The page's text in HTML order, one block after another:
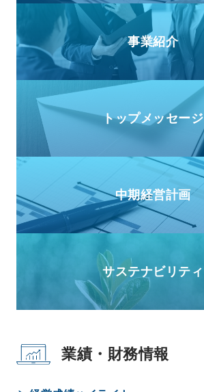
事業紹介
トップメッセージ
中期経営計画
サステナビリティ
業績・財務情報